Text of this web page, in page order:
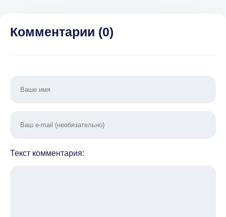
Комментарии (0)
Текст комментария: